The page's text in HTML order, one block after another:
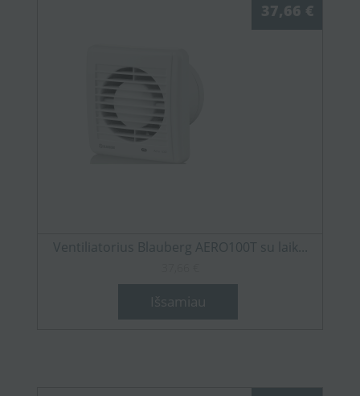
37,66 €
Ventiliatorius Blauberg AERO100T su laik...
Išsamiau